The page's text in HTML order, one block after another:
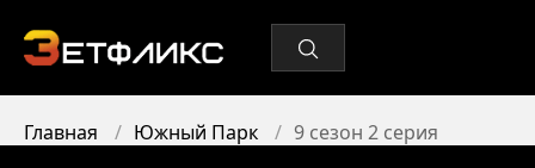
Главная Южный Парк 9 сезон 2 серия